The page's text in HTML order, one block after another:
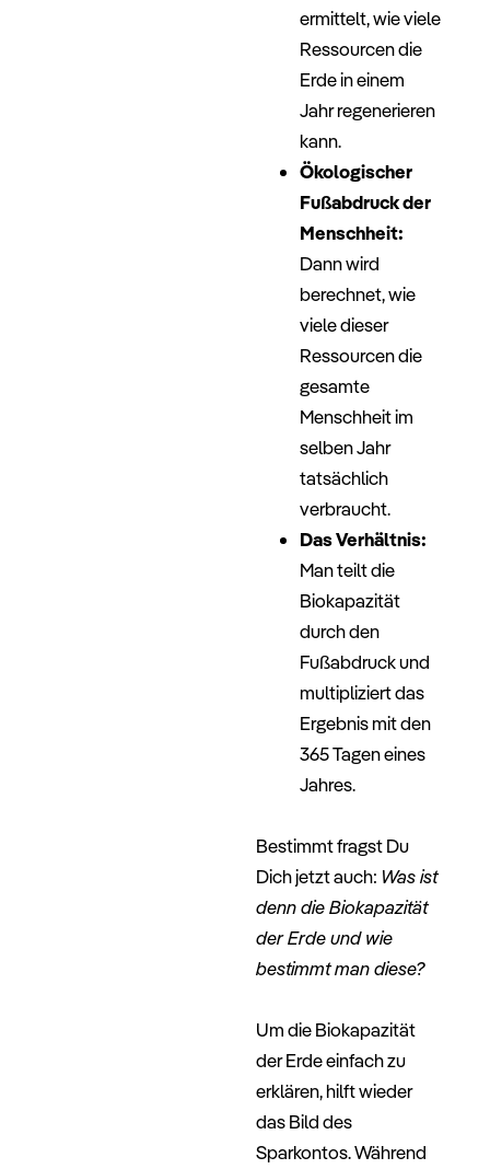
ermittelt, wie viele
Ressourcen die
Erde in einem
Jahr regenerieren
kann.
Ökologischer
Fußabdruck der
Menschheit:
Dann wird
berechnet, wie
viele dieser
Ressourcen die
gesamte
Menschheit im
selben Jahr
tatsächlich
verbraucht.
Das Verhältnis:
Man teilt die
Biokapazität
durch den
Fußabdruck und
multipliziert das
Ergebnis mit den
365 Tagen eines
Jahres.
Bestimmt fragst Du
Dich jetzt auch: Was ist
denn die Biokapazität
der Erde und wie
bestimmt man diese?
Um die Biokapazität
der Erde einfach zu
erklären, hilft wieder
das Bild des
Sparkontos. Während